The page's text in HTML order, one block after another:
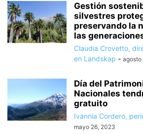
Gestión
silvestres
preservando la
las
Claudia Crovetto,
en Landskap -
Día del
Nacionales
gratuito
Ivannia Cordero,
mayo 26, 2023